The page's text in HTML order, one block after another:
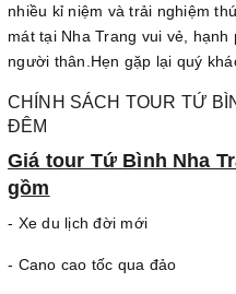
nhiều kỉ niệm và trải nghiệm
mát tại Nha Trang vui vẻ,
người thân.Hẹn gặp lại quý
CHÍNH SÁCH TOUR TỨ
ĐÊM
Giá tour Tứ Bình Nha
gồm
- Xe du lịch đời mới
- Cano cao tốc qua đảo